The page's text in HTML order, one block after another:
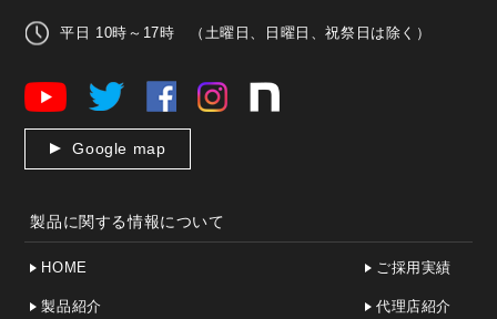
平日 10時～17時 （土曜日、日曜日、祝祭日は除く）
Google map
製品に関する情報について
HOME
製品紹介
ご採用実績
代理店紹介